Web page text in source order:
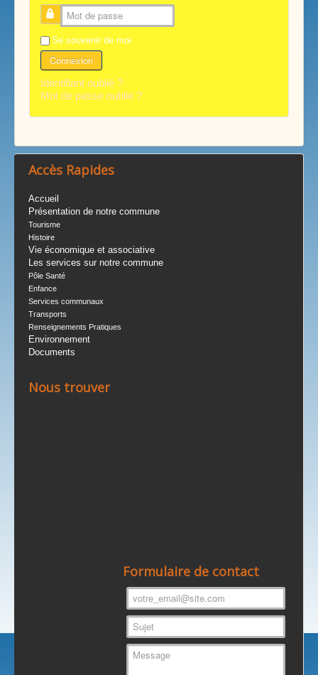
Mot de passe
Se souvenir de moi
Connexion
Identifiant oublié ?
Mot de passe oublié ?
Accès Rapides
Accueil
Présentation de notre commune
Tourisme
Histoire
Vie économique et associative
Les services sur notre commune
Pôle Santé
Enfance
Services communaux
Transports
Renseignements Pratiques
Environnement
Documents
Nous trouver
Formulaire de contact